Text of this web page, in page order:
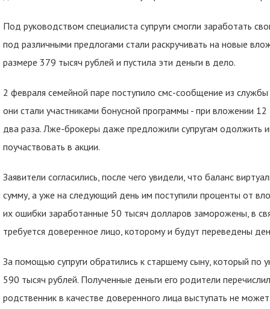
Под руководством специалиста супруги смогли заработать
под различными предлогами стали раскручивать на новые
размере 379 тысяч рублей и пустила эти деньги в дело.
2 февраля семейной паре поступило смс-сообщение из
они стали участниками бонусной программы - при вложении
два раза. Лже-брокеры даже предложили супругам одолжить
поучаствовать в акции.
Заявители согласились, после чего увидели, что баланс
сумму, а уже на следующий день им поступили проценты от
их ошибки заработанные 50 тысяч долларов заморожены, в
требуется доверенное лицо, которому и будут переведены
За помощью супруги обратились к старшему сыну, который по
590 тысяч рублей. Полученные деньги его родители
родственник в качестве доверенного лица выступать не